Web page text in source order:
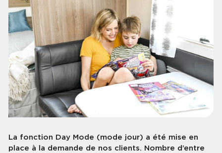
La fonction Day Mode (mode jour) a été mise en
place à la demande de nos clients. Nombre d’entre